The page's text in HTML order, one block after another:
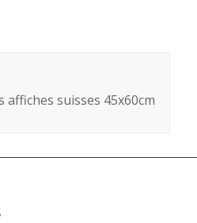
affiches suisses 45x60cm